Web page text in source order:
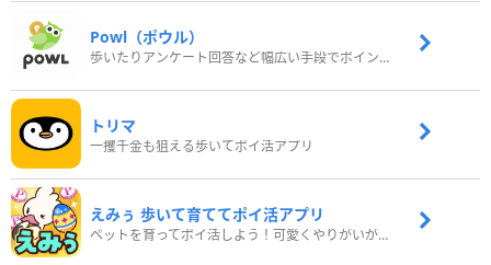
Powl（ポウル）
歩いたりアンケート回答など幅広い手段でポイントをゲット
トリマ
一攫千金も狙える歩いてポイ活アプリ
えみぅ 歩いて育ててポイ活アプリ
ペットを育ってポイ活しよう！可愛くやりがいがある新感覚アプリ